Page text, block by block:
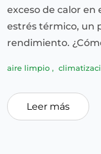
exceso de calor en
estrés térmico, un
rendimiento.
aire limpio ,
Leer más